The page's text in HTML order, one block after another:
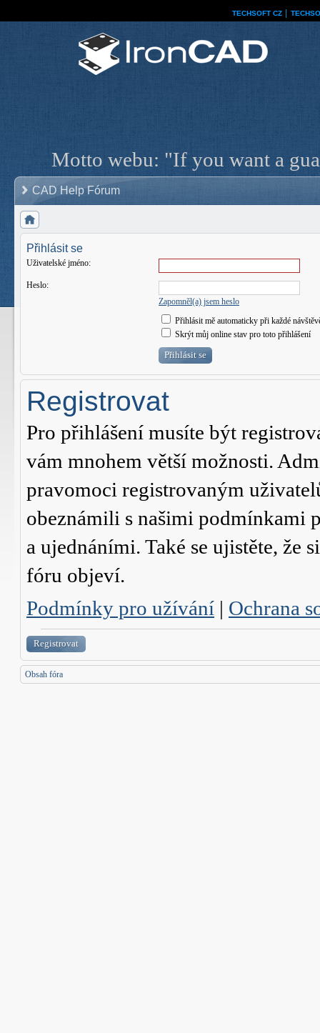
TECHSOFT CZ
Motto webu: "If you want a
CAD Help Fórum
Přihlásit se
Uživatelské jméno:
Heslo:
Zapomněl(a) jsem heslo
Přihlásit mě automaticky při každé
Skrýt můj online stav pro toto přihlášení
Registrovat
Pro přihlášení musíte být
vám mnohem větší možnosti.
pravomoci registrovaným
obeznámili s našimi podmínkami
a ujednáními. Také se ujistěte, že
fóru objeví.
Podmínky pro užívání | Ochrana
Registrovat
Obsah fóra